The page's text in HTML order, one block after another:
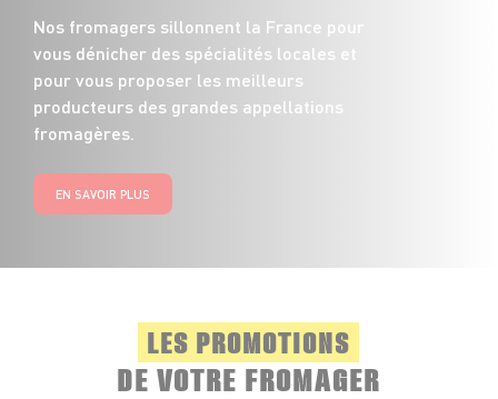
Nos fromagers sillonnent la France pour
vous dénicher des spécialités locales et
pour vous proposer les meilleurs
producteurs des grandes appellations
fromagères.
EN SAVOIR PLUS
LES PROMOTIONS
DE VOTRE FROMAGER